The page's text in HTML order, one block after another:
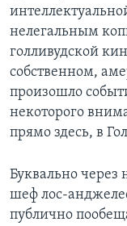
Learning English
СОЦИАЛЬНЫЕ СЕТИ
нелегальным
голливудской
собственном,
произошло
некоторого
прямо здесь, в
Буквально через
шеф лос-
публично